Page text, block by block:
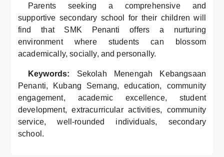
Parents seeking a comprehensive and
supportive secondary school for their children will
find that SMK Penanti offers a nurturing
environment where students can blossom
academically, socially, and personally.
Keywords: Sekolah Menengah Kebangsaan
Penanti, Kubang Semang, education, community
engagement, academic excellence, student
development, extracurricular activities, community
service, well-rounded individuals, secondary
school.